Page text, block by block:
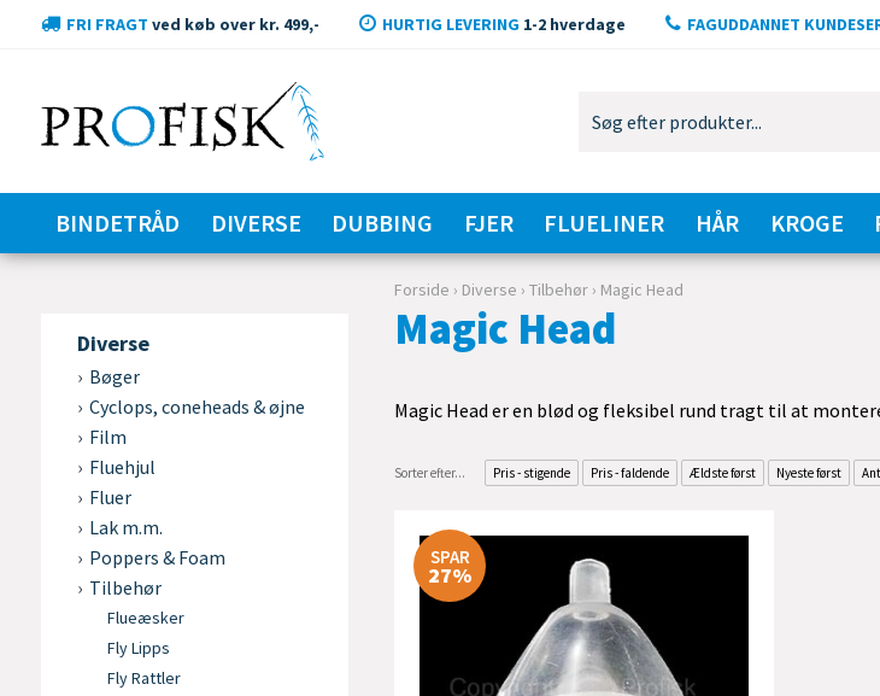
FRI FRAGT ved køb over kr. 499,- HURTIG LEVERING1-2 hverdage FAGUDDANNET
BINDETRÅD DIVERSE DUBBING FJER FLUELINER HÅR KROGE
Diverse
Bøger
Cyclops, coneheads & øjne
Film
Fluehjul
Fluer
Lak m.m.
Poppers & Foam
Tilbehør
Flueæsker
Fly Lipps
Fly Rattler
Forside › Diverse ›Tilbehør › Magic Head
Magic Head
Magic Head er en blød og fleksibel rund tragt til at
Sorter efter... Pris - stigende Pris - faldende Ældste først Nyeste først
SPAR
27%